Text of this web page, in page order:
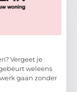
Vergeet je
weleens
gaan zonder